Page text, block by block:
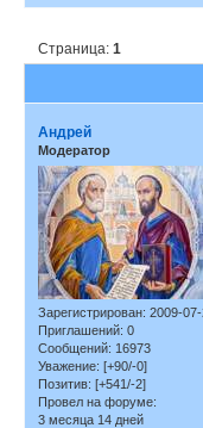
Страница:1
Андрей
Модератор
Зарегистрирован: 2009-
Приглашений: 0
Сообщений: 16973
Уважение: [+90/-0]
Позитив: [+541/-2]
Провел на форуме:
3 месяца 14 дней